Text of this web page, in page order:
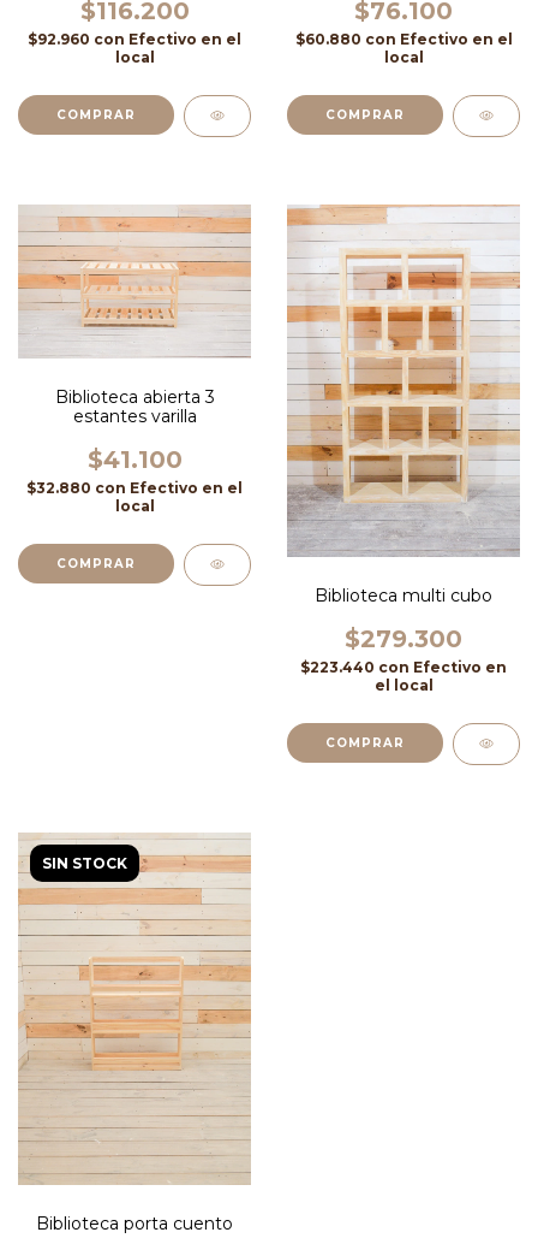
$116.200
$92.960 con Efectivo en el
local
$76.100
$60.880 con Efectivo en el
local
COMPRAR
Biblioteca abierta 3
estantes varilla
$41.100
$32.880 con Efectivo en el
local
COMPRAR
Biblioteca multi cubo
$279.300
$223.440 con Efectivo en
el local
SIN STOCK
Biblioteca porta cuento